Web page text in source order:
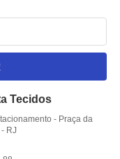
Tecidos
- Praça da
- RJ